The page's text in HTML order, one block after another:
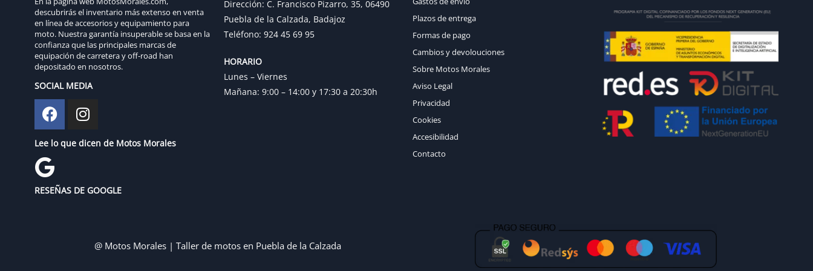
descubrirás el inventario más extenso en venta
en línea de accesorios y equipamiento para
moto. Nuestra garantía insuperable se basa en la
confianza que las principales marcas de
equipación de carretera y off-road han
depositado en nosotros.
SOCIAL MEDIA
Lee lo que dicen de Motos Morales
RESEÑAS DE GOOGLE
Dirección: C. Francisco Pizarro, 35, 06490
Puebla de la Calzada, Badajoz
Teléfono: 924 45 69 95
HORARIO
Lunes – Viernes
Mañana: 9:00 – 14:00 y 17:30 a 20:30h
Plazos de entrega
Formas de pago
Cambios y devolouciones
Sobre Motos Morales
Aviso Legal
Privacidad
Cookies
Accesibilidad
Contacto
@ Motos Morales | Taller de motos en Puebla de la Calzada